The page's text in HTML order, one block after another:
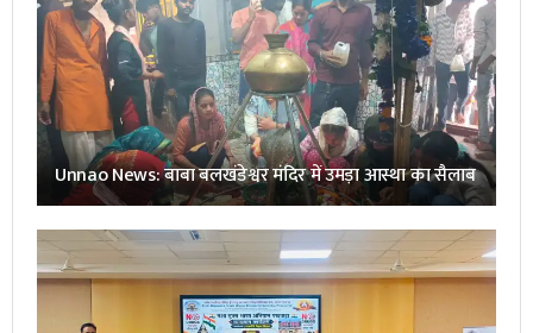
Unnao News: बाबा बलखंडेश्वर मंदिर में उमड़ा आस्था का सैलाब